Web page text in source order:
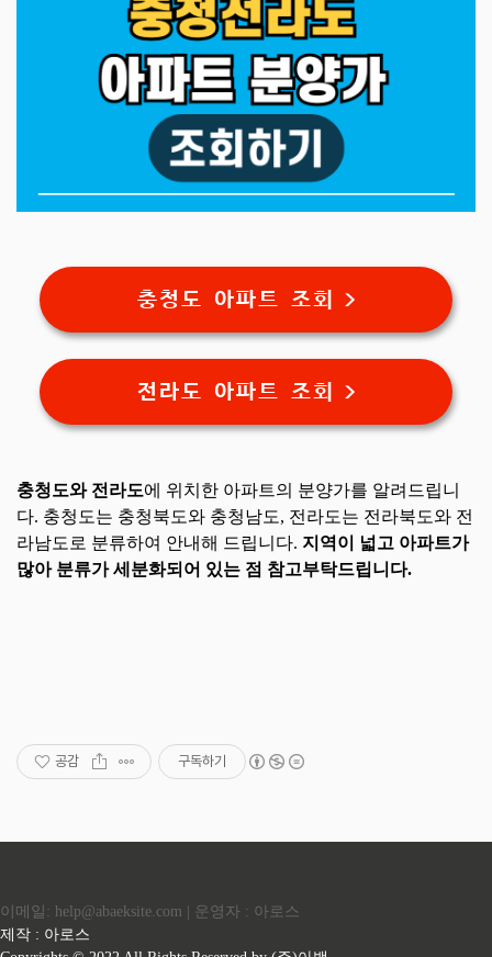
충청도 아파트 조회 >
전라도 아파트 조회 >
충청도와 전라도에 위치한 아파트의 분양가를 알려드립니
다. 충청도는 충청북도와 충청남도, 전라도는 전라북도와 전
라남도로 분류하여 안내해 드립니다. 지역이 넓고 아파트가
많아 분류가 세분화되어 있는 점 참고부탁드립니다.
공감 구독하기
이메일: help@abaeksite.com | 운영자 : 아로스
제작 : 아로스